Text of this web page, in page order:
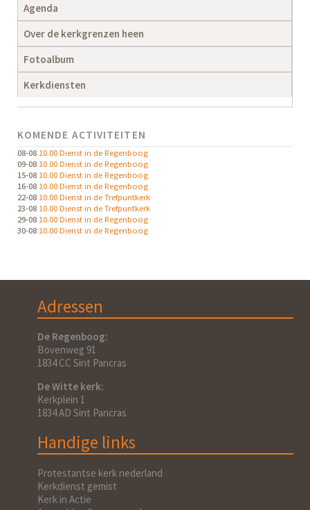
Agenda
Over de kerkgrenzen heen
Fotoalbum
Kerkdiensten
KOMENDE ACTIVITEITEN
08-08 10.00 Dienst in de Regenboog
09-08 10.00 Dienst in de Regenboog
15-08 10.00 Dienst in de Regenboog
16-08 10.00 Dienst in de Regenboog
22-08 10.00 Dienst in de Trefpuntkerk
23-08 10.00 Dienst in de Trefpuntkerk
29-08 10.00 Dienst in de Regenboog
30-08 10.00 Dienst in de Regenboog
Adressen
De Regenboog:
Bovenweg 91
1834 CC Sint Pancras
De Witte kerk:
Kerkplein 1
1834 AD Sint Pancras
Handige links
Protestantse kerk nederland
Kerkdienst gemist
Kerk in Actie